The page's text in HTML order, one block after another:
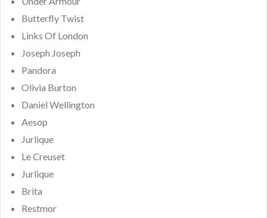
Butterfly Twist
Links Of London
Joseph Joseph
Pandora
Olivia Burton
Daniel Wellington
Aesop
Jurlique
Le Creuset
Jurlique
Brita
Restmor